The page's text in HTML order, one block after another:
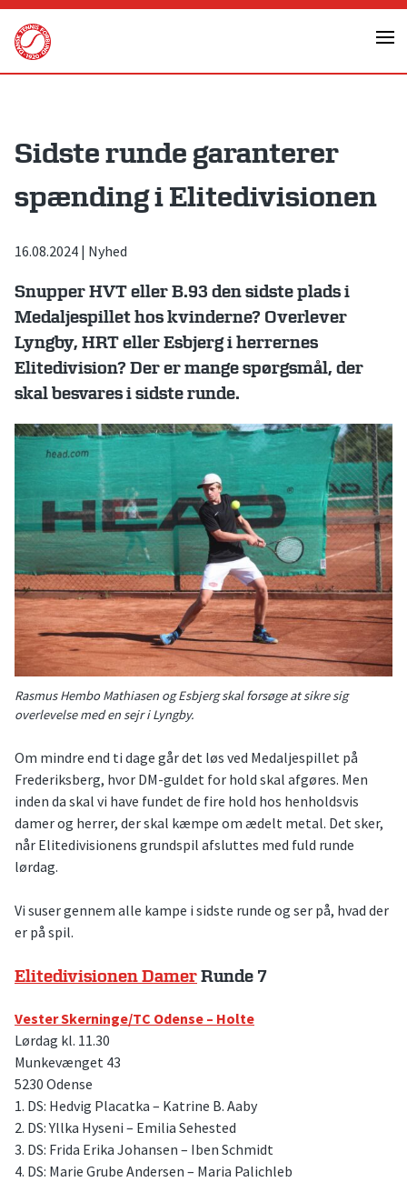
Skip
content
Sidste runde garanterer
spænding i Elitedivisionen
16.08.2024 | Nyhed
Snupper HVT eller B.93 den sidste plads i
Medaljespillet hos kvinderne? Overlever
Lyngby, HRT eller Esbjerg i herrernes
Elitedivision? Der er mange spørgsmål, der
skal besvares i sidste runde.
Rasmus Hembo Mathiasen og Esbjerg skal forsøge at sikre sig
overlevelse med en sejr i Lyngby.
Om mindre end ti dage går det løs ved Medaljespillet på
Frederiksberg, hvor DM-guldet for hold skal afgøres. Men
inden da skal vi have fundet de fire hold hos henholdsvis
damer og herrer, der skal kæmpe om ædelt metal. Det sker,
når Elitedivisionens grundspil afsluttes med fuld runde
lørdag.
Vi suser gennem alle kampe i sidste runde og ser på, hvad der
er på spil.
Elitedivisionen DamerRunde 7
Vester Skerninge/TC Odense – Holte
Lørdag kl. 11.30
Munkevænget 43
5230 Odense
1. DS: Hedvig Placatka – Katrine B. Aaby
2. DS: Yllka Hyseni – Emilia Sehested
3. DS: Frida Erika Johansen – Iben Schmidt
4. DS: Marie Grube Andersen – Maria Palichleb